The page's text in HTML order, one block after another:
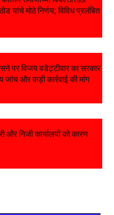
यांचे मोठे निर्णय; विविध प्रलंबित
पर विजय वडेट्टीवार का सरकार
जांच और कड़ी कार्रवाई की मांग
और निजी कार्यालयों को कारण